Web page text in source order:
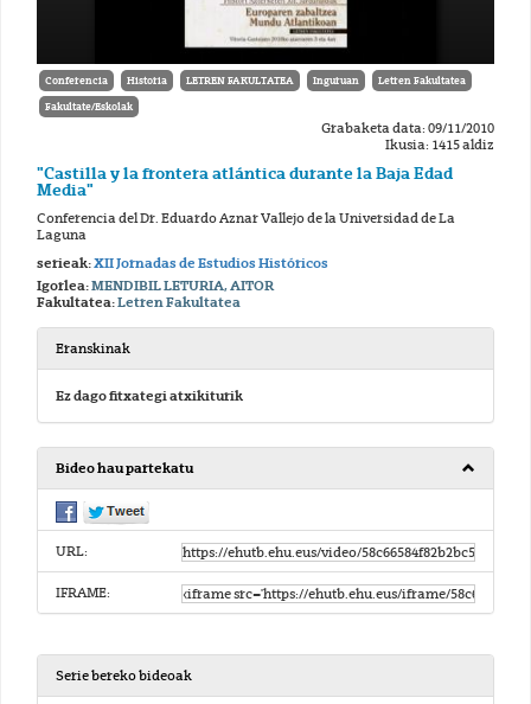
Conferencia Historia LETREN FAKULTATEA Inguruan Letren Fakultatea
Fakultate/Eskolak
Grabaketa data: 09/11/2010
Ikusia: 1415 aldiz
"Castilla y la frontera atlántica durante la Baja Edad
Media"
Conferencia del Dr. Eduardo Aznar Vallejo de la Universidad de La
Laguna
serieak:XII Jornadas de Estudios Históricos
Igorlea:MENDIBIL LETURIA, AITOR
Fakultatea:Letren Fakultatea
Eranskinak
Ez dago fitxategi atxikiturik
Bideo hau partekatu
URL:
IFRAME:
Serie bereko bideoak